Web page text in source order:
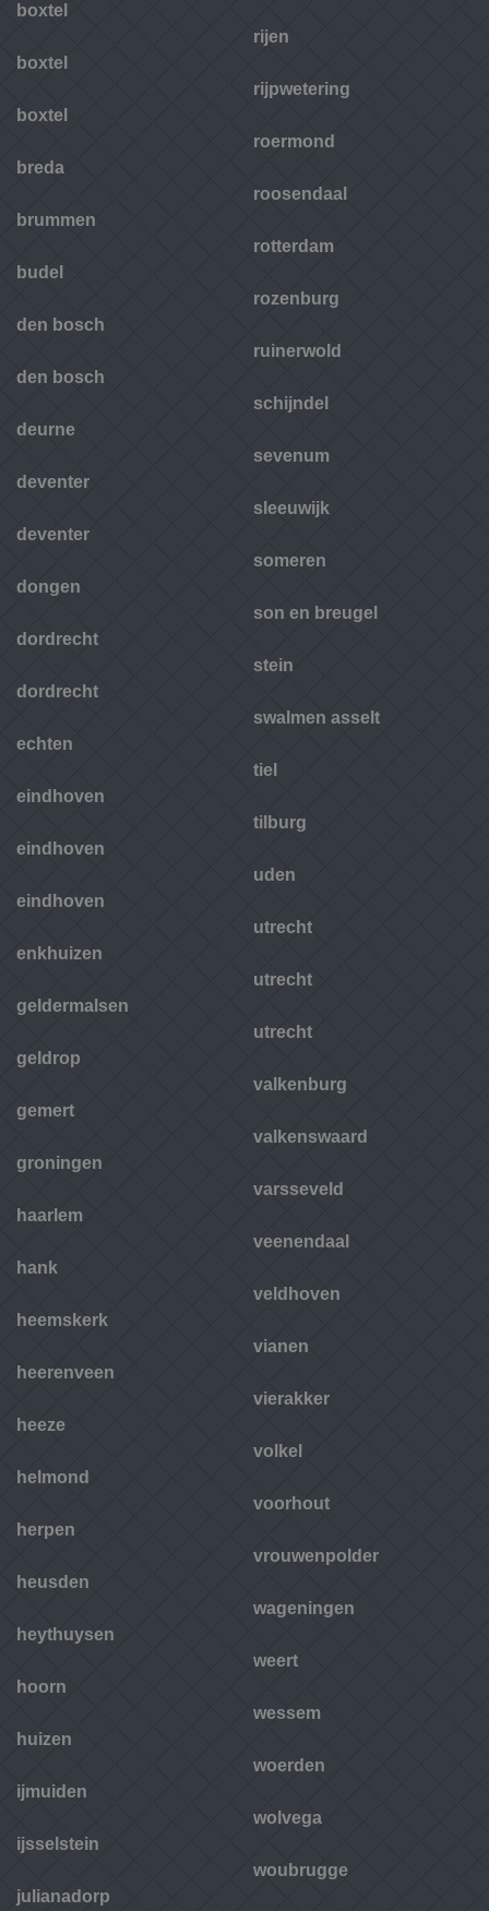
boxtel
boxtel
boxtel
breda
brummen
budel
den bosch
den bosch
deurne
deventer
deventer
dongen
dordrecht
dordrecht
echten
eindhoven
eindhoven
eindhoven
enkhuizen
geldermalsen
geldrop
gemert
groningen
haarlem
hank
heemskerk
heerenveen
heeze
helmond
herpen
heusden
heythuysen
hoorn
huizen
ijmuiden
ijsselstein
julianadorp
rijen
rijpwetering
roermond
roosendaal
rotterdam
rozenburg
ruinerwold
schijndel
sevenum
sleeuwijk
someren
son en breugel
stein
swalmen asselt
tiel
tilburg
uden
utrecht
utrecht
utrecht
valkenburg
valkenswaard
varsseveld
veenendaal
veldhoven
vianen
vierakker
volkel
voorhout
vrouwenpolder
wageningen
weert
wessem
woerden
wolvega
woubrugge